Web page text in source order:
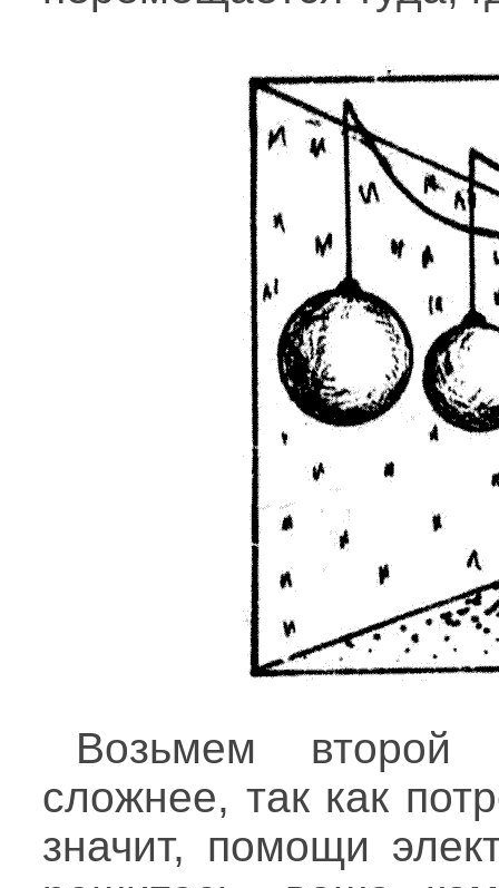
Возьмем второй
сложнее, так как
значит, помощи